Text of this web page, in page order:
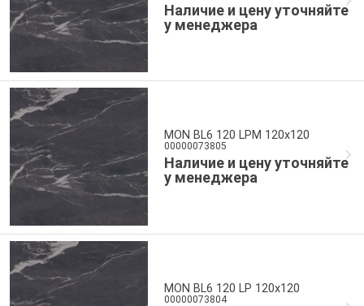
Наличие и цену уточняйте
у менеджера
MON BL6 120 LPM 120x120
00000073805
Наличие и цену уточняйте
у менеджера
MON BL6 120 LP 120x120
00000073804